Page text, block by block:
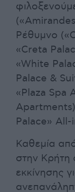
Ρέθυμνο
«Creta
«White
Palace &
«Plaza Spa
Apartments)
Palace»
Καθεμία
στην Κρήτη
εκκίνησης